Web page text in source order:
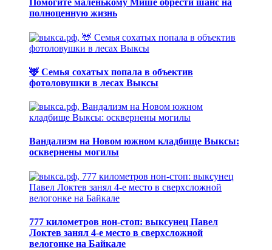
Помогите маленькому Мише обрести шанс на
полноценную жизнь
🦌 Семья сохатых попала в объектив
фотоловушки в лесах Выксы
Вандализм на Новом южном кладбище Выксы:
осквернены могилы
777 километров нон-стоп: выксунец Павел
Локтев занял 4-е место в сверхсложной
велогонке на Байкале